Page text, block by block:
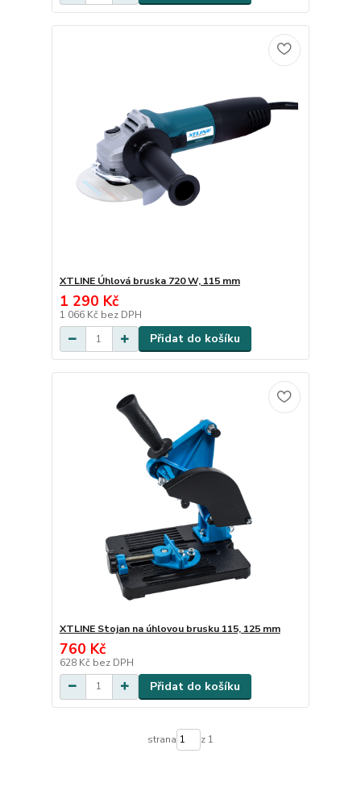
XTLINE Úhlová bruska 720 W, 115 mm
1 290 Kč
1 066 Kč bez DPH
Přidat do košíku
XTLINE Stojan na úhlovou brusku 115, 125 mm
760 Kč
628 Kč bez DPH
Přidat do košíku
strana z 1